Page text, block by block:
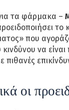
τα φάρμακα –
που
να
οι